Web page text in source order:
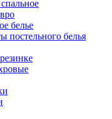
белье
постельного белья